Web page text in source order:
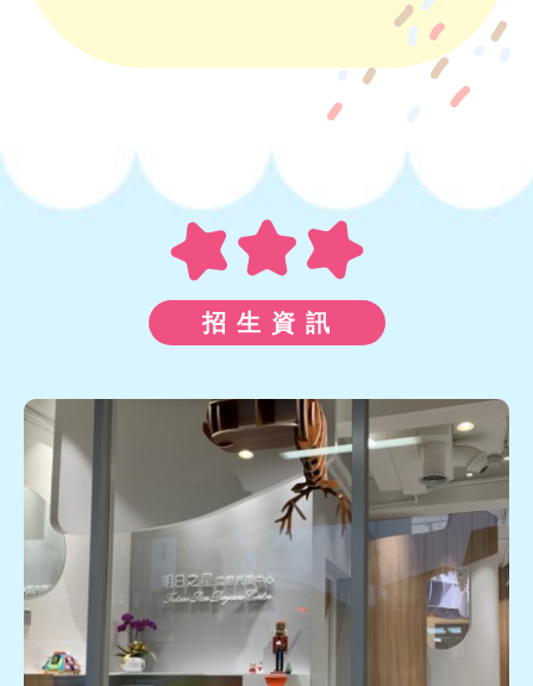
招 生 資 訊